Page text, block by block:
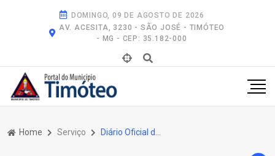
DOMINGO, 09 DE AGOSTO DE 2026
AV. ACESITA, 3230 - SÃO JOSÉ - TIMÓTEO
- MG - CEP: 35.182-000
Home Serviço